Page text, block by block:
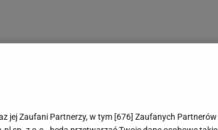
jej Zaufani Partnerzy, w tym [676] Zaufanych Partnerów